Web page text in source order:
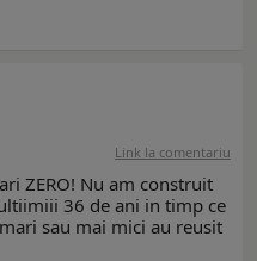
Link la comentariu
ZERO! Nu am construit
36 de ani in timp ce
sau mai mici au reusit